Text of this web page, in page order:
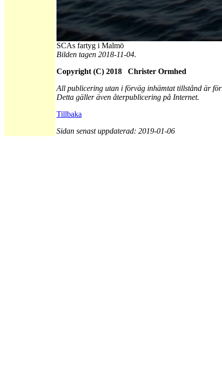
SCAs fartyg i Malmö
Bilden tagen 2018-11-04.
Copyright (C) 2018 Christer Ormhed
All publicering utan i förväg inhämtat tillstånd är
Detta gäller även återpublicering på Internet.
Tillbaka
Sidan senast uppdaterad: 2019-01-06